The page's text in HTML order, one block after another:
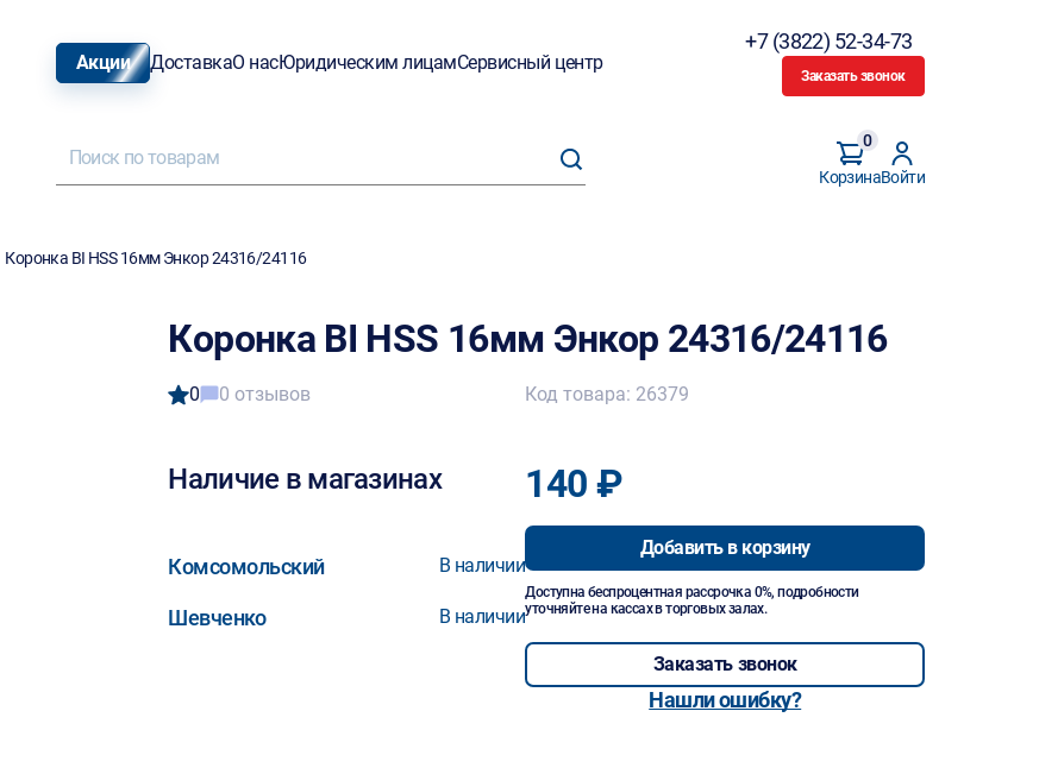
Акции ДоставкаО насЮридическим лицамСервисный центр
+7 (3822) 52-34-73
Заказать звонок
Корзина
0
Войти
Коронка BI HSS 16мм Энкор 24316/24116
Коронка BI HSS 16мм Энкор 24316/24116
0 0 отзывов
Наличие в магазинах
Комсомольский В наличии
Шевченко В наличии
Код товара: 26379
140 ₽
Добавить в корзину
Доступна беспроцентная рассрочка 0%, подробности
уточняйте на кассах в торговых залах.
Заказать звонок
Нашли ошибку?